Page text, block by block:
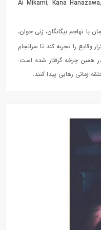
Ai Mikami, Kana Hanazawa,
با تهاجم بیگانگان، زنی جوان،
وقایع را تجربه کند تا سرانجام
همین چرخه گرفتار شده است.
زمانی رهایی پیدا کنند.